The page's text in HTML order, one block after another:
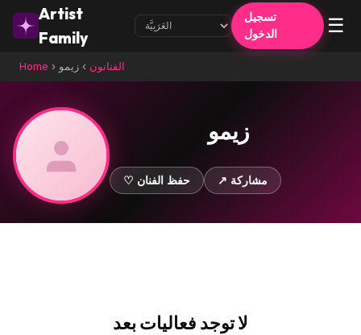
Artist
Family
تسجيل
الدخول
☰
Home › الفنانون › زيمو
زيمو
♡ حفظ الفنان ↗ مشاركة
لا توجد فعاليات بعد